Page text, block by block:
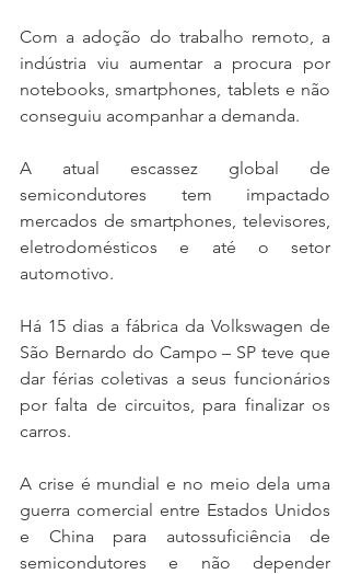
Com a adoção do trabalho remoto, a
indústria viu aumentar a procura por
notebooks, smartphones, tablets e não
conseguiu acompanhar a demanda.
A atual escassez global de
semicondutores tem impactado
mercados de smartphones, televisores,
eletrodomésticos e até o setor
automotivo.
Há 15 dias a fábrica da Volkswagen de
São Bernardo do Campo – SP teve que
dar férias coletivas a seus funcionários
por falta de circuitos, para finalizar os
carros.
A crise é mundial e no meio dela uma
guerra comercial entre Estados Unidos
e China para autossuficiência de
semicondutores e não depender